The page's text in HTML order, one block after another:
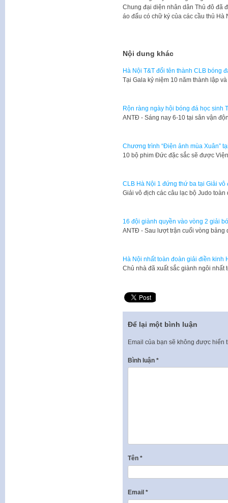
Chung đại diện nhân dân Thủ đô đã
áo đấu có chữ ký của các cầu thủ Hà
Nội dung khác
Hà Nội T&T đổi tên thành CLB bóng
Tại Gala kỷ niệm 10 năm thành lập
Rộn ràng ngày hội bóng đá học sinh
​ANTĐ - Sáng nay 6-10 tại sân vận
Chương trình “Điện ảnh mùa Xuân”
10 bộ phim Đức đặc sắc sẽ được
CLB Hà Nội 1 đứng thứ ba tại Giải vô
Giải vô địch các câu lạc bộ Judo
16 đội giành quyền vào vòng 2 giải
​ANTĐ - Sau lượt trận cuối vòng
Hà Nội nhất toàn đoàn giải điền kinh
Chủ nhà đã xuất sắc giành ngôi
Để lại một bình luận
Email của bạn sẽ không được hiển
Bình luận *
Tên *
Email *